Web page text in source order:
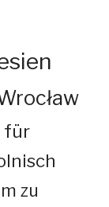
für
zu